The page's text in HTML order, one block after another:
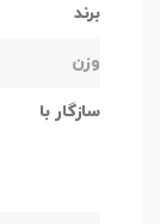
برند
وزن
سازگار با